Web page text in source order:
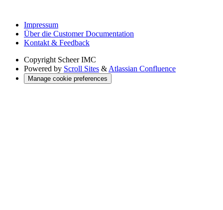
Impressum
Über die Customer Documentation
Kontakt & Feedback
Copyright Scheer IMC
Powered by Scroll Sites &Atlassian Confluence
Manage cookie preferences